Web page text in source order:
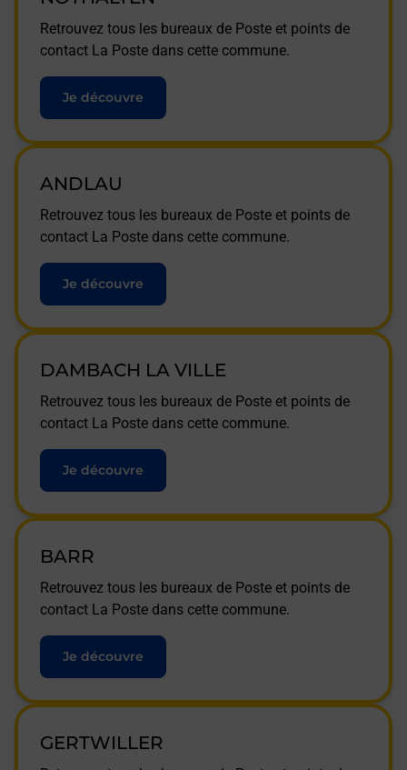
Retrouvez tous les bureaux de Poste et points de
contact La Poste dans cette commune.
Je découvre
ANDLAU
Retrouvez tous les bureaux de Poste et points de
contact La Poste dans cette commune.
Je découvre
DAMBACH LA VILLE
Retrouvez tous les bureaux de Poste et points de
contact La Poste dans cette commune.
Je découvre
BARR
Retrouvez tous les bureaux de Poste et points de
contact La Poste dans cette commune.
Je découvre
GERTWILLER